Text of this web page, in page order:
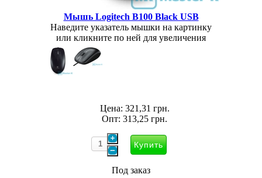
Мышь Logitech B100 Black USB
Наведите указатель мышки на картинку
или кликните по ней для увеличения
Цена: 321,31 грн.
Опт: 313,25 грн.
Под заказ